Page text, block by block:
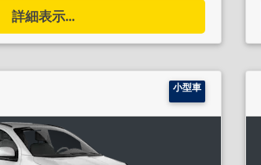
詳細表示...
小型車